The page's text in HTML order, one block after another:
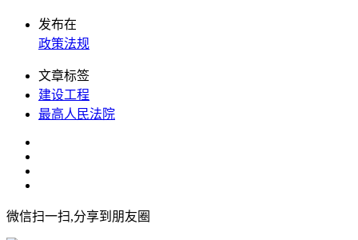
发布在
政策法规
文章标签
建设工程
最高人民法院
微信扫一扫,分享到朋友圈